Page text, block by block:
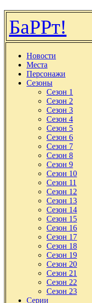
БаРРт!
Новости
Места
Персонажи
Сезоны
Сезон 1
Сезон 2
Сезон 3
Сезон 4
Сезон 5
Сезон 6
Сезон 7
Сезон 8
Сезон 9
Сезон 10
Сезон 11
Сезон 12
Сезон 13
Сезон 14
Сезон 15
Сезон 16
Сезон 17
Сезон 18
Сезон 19
Сезон 20
Сезон 21
Сезон 22
Сезон 23
Серии